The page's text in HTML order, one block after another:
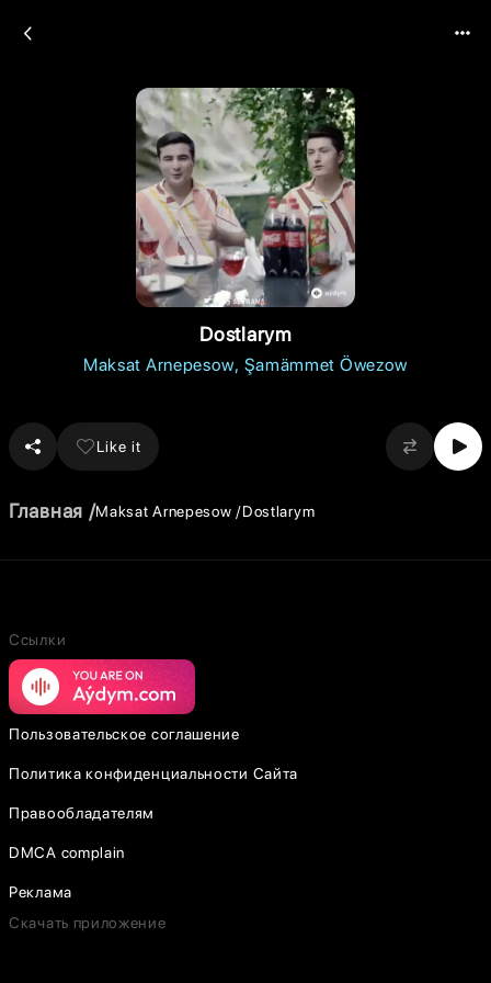
Dostlarym
Maksat Arnepesow Şamämmet Öwezow
Like it
Главная Maksat Arnepesow Dostlarym
Ссылки
Пользовательское соглашение
Политика конфиденциальности Сайта
Правообладателям
DMCA complain
Реклама
Скачать приложение